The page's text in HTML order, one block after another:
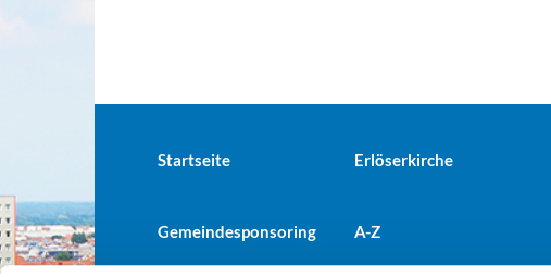
Startseite Erlöserkirche
Gemeindesponsoring A-Z